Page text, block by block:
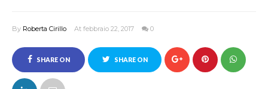
By Roberta Cirillo At febbraio 22, 2017 0
SHARE ON
FACEBOOK
SHARE ON